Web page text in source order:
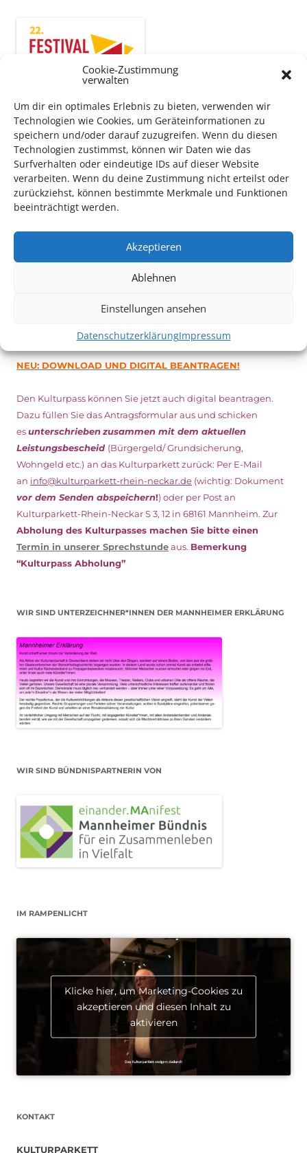
Cookie-Zustimmung
verwalten
Um dir ein optimales Erlebnis zu bieten, verwenden wir
Technologien wie Cookies, um Geräteinformationen zu
speichern und/oder darauf zuzugreifen. Wenn du diesen
Technologien zustimmst, können wir Daten wie das
Surfverhalten oder eindeutige IDs auf dieser Website
verarbeiten. Wenn du deine Zustimmung nicht erteilst oder
zurückziehst, können bestimmte Merkmale und Funktionen
beeinträchtigt werden.
Akzeptieren
Ablehnen
Einstellungen ansehen
DatenschutzerklärungImpressum
Auch dieses Jahr findet wieder dasFestival des deutschen
Filmsin Ludwigshafen statt.
Vom 19. August bist zum 9. September
Minuten vor Beginn des Films und solange der Vorrat reicht!
Weitere Details zum Festival finden Sie
NEU: DOWNLOAD UND DIGITAL BEANTRAGEN!
Den Kulturpass können Sie jetzt auch digital beantragen.
Dazu füllen Sie das Antragsformular aus und schicken
esunterschriebenzusammen mit dem aktuellen
Leistungsbescheid (Bürgergeld/ Grundsicherung,
Wohngeld etc.) an das Kulturparkett zurück: Per E-Mail
an info@kulturparkett-rhein-neckar.de (wichtig: Dokument
vor dem Senden abspeichern!) oder per Post an
Kulturparkett-Rhein-Neckar S 3, 12 in 68161 Mannheim. Zur
Abholung des Kulturpasses machen Sie bitte einen
Termin in unserer Sprechstundeaus. Bemerkung
“Kulturpass Abholung”
WIR SIND UNTERZEICHNER*INNEN DER MANNHEIMER ERKLÄRUNG
WIR SIND BÜNDNISPARTNERIN VON
IM RAMPENLICHT
Klicke hier, um Marketing-Cookies zu
akzeptieren und diesen Inhalt zu
aktivieren
KONTAKT
KULTURPARKETT